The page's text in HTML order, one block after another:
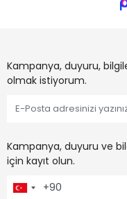
Kampanya, duyuru,
olmak istiyorum.
Kampanya, duyuru ve
için kayıt olun.